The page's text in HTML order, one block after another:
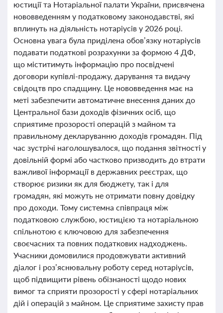
юстиції та Нотаріальної палати України, присвячена
нововведенням у податковому законодавстві, які
вплинуть на діяльність нотаріусів у 2026 році.
Основна увага була приділена обов’язку нотаріусів
подавати податкові розрахунки за формою 4 ДФ,
що міститимуть інформацію про посвідчені
договори купівлі-продажу, дарування та видачу
свідоцтв про спадщину. Це нововведення має на
меті забезпечити автоматичне внесення даних до
Центральної бази доходів фізичних осіб, що
сприятиме прозорості операцій з майном та
правильному декларуванню доходів громадян. Під
час зустрічі наголошувалося, що подання звітності у
довільній формі або частково призводить до втрати
важливої інформації в державних реєстрах, що
створює ризики як для бюджету, так і для
громадян, які можуть не отримати повну довідку
про доходи. Тому системна співпраця між
податковою службою, юстицією та нотаріальною
спільнотою є ключовою для забезпечення
своєчасних та повних податкових надходжень.
Учасники домовилися продовжувати активний
діалог і роз’яснювальну роботу серед нотаріусів,
щоб підвищити рівень обізнаності щодо нових
вимог та сприяти прозорості у сфері нотаріальних
дій і операцій з майном. Це сприятиме захисту прав